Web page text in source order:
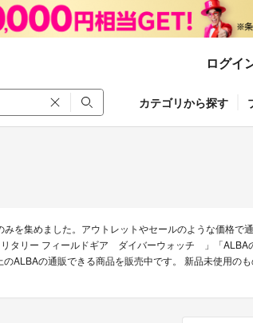
ログイ
カテゴリから探す
を集めました。アウトレットやセールのような価格で
タリー フィールドギア ダイバーウォッチ 」「ALBA
ALBAの通販できる商品を販売中です。 新品未使用の